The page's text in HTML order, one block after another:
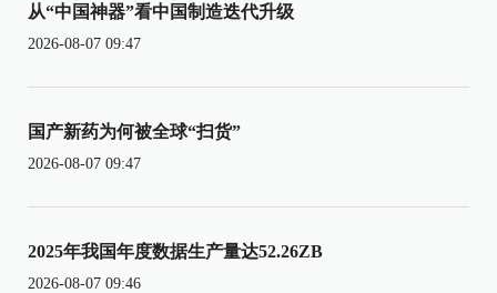
从“中国神器”看中国制造迭代升级
2026-08-07 09:47
国产新药为何被全球“扫货”
2026-08-07 09:47
2025年我国年度数据生产量达52.26ZB
2026-08-07 09:46